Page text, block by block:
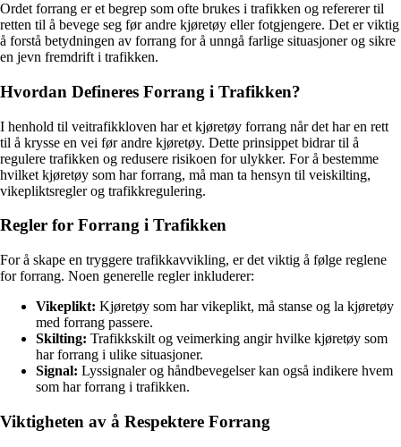
Ordet forrang er et begrep som ofte brukes i trafikken og refererer til
retten til å bevege seg før andre kjøretøy eller fotgjengere. Det er viktig
å forstå betydningen av forrang for å unngå farlige situasjoner og sikre
en jevn fremdrift i trafikken.
Hvordan Defineres Forrang i Trafikken?
I henhold til veitrafikkloven har et kjøretøy forrang når det har en rett
til å krysse en vei før andre kjøretøy. Dette prinsippet bidrar til å
regulere trafikken og redusere risikoen for ulykker. For å bestemme
hvilket kjøretøy som har forrang, må man ta hensyn til veiskilting,
vikepliktsregler og trafikkregulering.
Regler for Forrang i Trafikken
For å skape en tryggere trafikkavvikling, er det viktig å følge reglene
for forrang. Noen generelle regler inkluderer:
Vikeplikt: Kjøretøy som har vikeplikt, må stanse og la kjøretøy
med forrang passere.
Skilting: Trafikkskilt og veimerking angir hvilke kjøretøy som
har forrang i ulike situasjoner.
Signal: Lyssignaler og håndbevegelser kan også indikere hvem
som har forrang i trafikken.
Viktigheten av å Respektere Forrang